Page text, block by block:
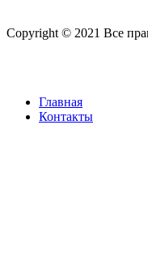
Copyright © 2021 Все
Главная
Контакты